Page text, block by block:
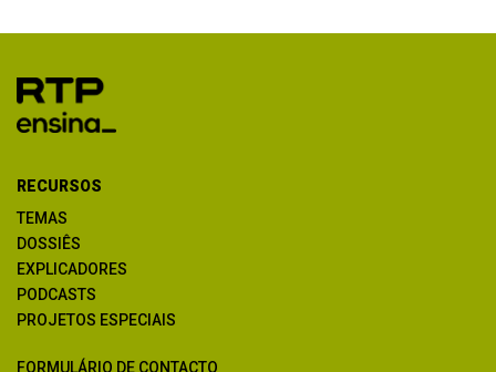
RECURSOS
TEMAS
DOSSIÊS
EXPLICADORES
PODCASTS
PROJETOS ESPECIAIS
FORMULÁRIO DE CONTACTO